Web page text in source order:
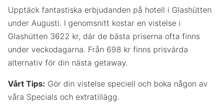
Upptäck fantastiska erbjudanden på hotell i Glashütten
under Augusti. I genomsnitt kostar en vistelse i
Glashütten 3622 kr, där de bästa priserna ofta finns
under veckodagarna. Från 698 kr finns prisvärda
alternativ för din nästa getaway.
Vårt Tips: Gör din vistelse speciell och boka någon av
våra Specials och extratillägg.